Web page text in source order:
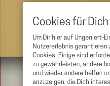
Cookies für Dich
Um Dir hier auf Ungeniert-
Nutzererlebnis garantieren
Cookies. Einige sind
zu gewährleisten, andere
und wieder andere helfen
anzuzeigen, die Dich